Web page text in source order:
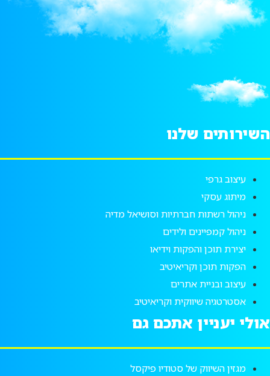
השירותים שלנו
עיצוב גרפי
מיתוג עסקי
ניהול רשתות חברתיות וסושיאל מדיה
ניהול קמפיינים ולידים
יצירת תוכן והפקות וידיאו
הפקות תוכן וקריאיטיב
עיצוב ובניית אתרים
אסטרטגיה שיווקית וקריאיטיב
אולי יעניין אתכם גם
מגזין השיווק של סטודיו פיקסל